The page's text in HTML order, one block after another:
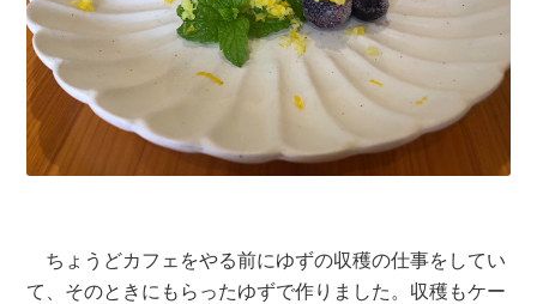
ちょうどカフェをやる前にゆずの収穫の仕事をしてい
て、そのときにもらったゆずで作りました。収穫もケー